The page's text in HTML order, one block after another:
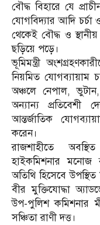
বৌদ্ধ বিহারে যে
যোগবিদ্যার আদি চর্চা
থেকেই বৌদ্ধ ও
ছড়িয়ে পড়ে।
ভূমিমন্ত্রী
নিয়মিত যোগব্যায়াম
অঞ্চলে নেপাল, ভুটান,
অন্যান্য
আন্তর্জাতিক
করেন।
রাজশাহীতে
হাইকমিশনার মনোজ
অতিথি হিসেবে
বীর মুক্তিযোদ্ধা
উপ-পুলিশ কমিশনার
সঞ্চিতা রাণী দত্ত।